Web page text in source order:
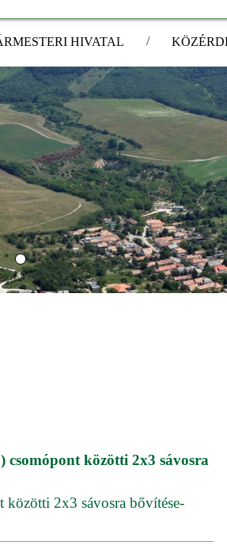
HIVATAL /
közötti 2x3 sávosra
2x3 sávosra bővítése-